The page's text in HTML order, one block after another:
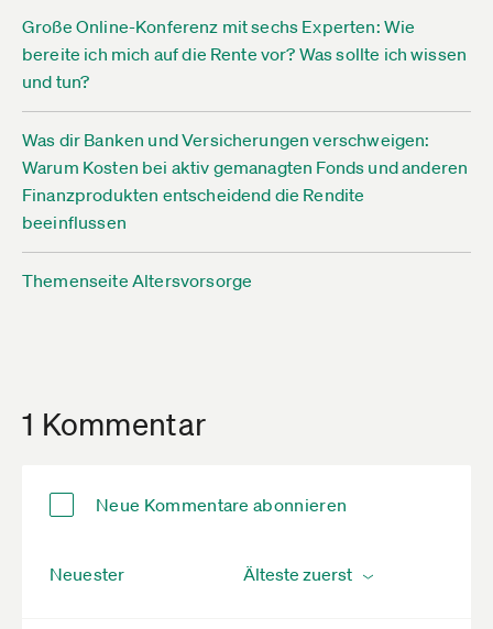
Große Online-Konferenz mit sechs Experten: Wie
bereite ich mich auf die Rente vor? Was sollte ich wissen
und tun?
Was dir Banken und Versicherungen verschweigen:
Warum Kosten bei aktiv gemanagten Fonds und anderen
Finanzprodukten entscheidend die Rendite
beeinflussen
Themenseite Altersvorsorge
1 Kommentar
Neue Kommentare abonnieren
Neuester